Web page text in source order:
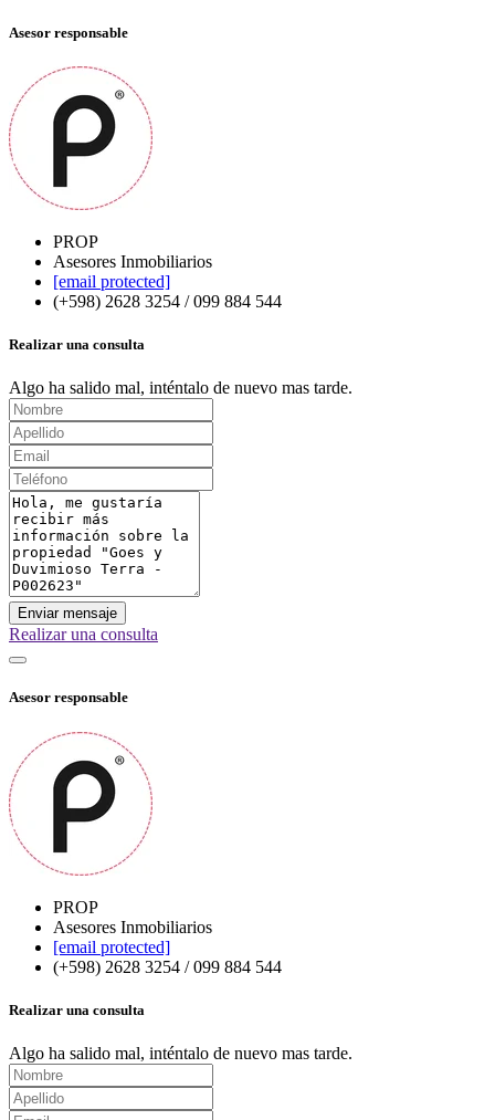
Asesor responsable
PROP
Asesores Inmobiliarios
[email protected]
(+598) 2628 3254 / 099 884 544
Realizar una consulta
Algo ha salido mal, inténtalo de nuevo mas tarde.
Enviar mensaje
Realizar una consulta
Asesor responsable
PROP
Asesores Inmobiliarios
[email protected]
(+598) 2628 3254 / 099 884 544
Realizar una consulta
Algo ha salido mal, inténtalo de nuevo mas tarde.